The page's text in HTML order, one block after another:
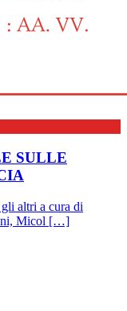
SULLE
altri a cura di
Micol […]